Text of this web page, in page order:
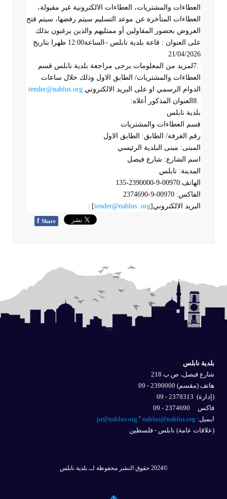
العطاءات والمشتريات، العطاءات الالكترونية غير مقبولة،
العطاءات المتأخرة عن موعد التسليم سيتم رفضها، سيتم فتح
العروض بحضور المقاولين أو ممثليهم والذين يرغبون بذلك
على العنوان : قاعة بلدية نابلس –الساعة12:00 ظهرا بتاريخ
21/04/2026
7.لمزيد من المعلومات يرجى مراجعة بلدية نابلس قسم
العطاءات والمشتريات/ الطابق الاول وذلك خلال ساعات
الدوام الرسمي او على البريد الالكتروني tender@nablus.org.
8. العنوان المذكور أعلاه:
بلدية نابلس
قسم العطاءات والمشتريات
رقم الغرفة/ الطابق: الطابق الاول
المبنى: مبنى البلدية الرئيسي
اسم الشارع: شارع فيصل
المدينة: نابلس
الهاتف:00970-9-2390000-135
الفاكس: 00970-9-2374690
البريد الالكتروني
: [tender@nablus .org]
f Share
بلدية نابلس
شارع فيصل، ص.ب 218
هاتف (مقسم) 2390000 - 09
(إدارة)
فاكس 2374690 - 09
ايميل: nablus@nablus.org
pr@nablus.org
(علاقات عامة) نابلس - فلسطين
©2024 حقوق النشر محفوظة لــ بلدية نابلس